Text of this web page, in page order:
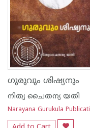
ഗുരുവും ശിഷ്യനും
നിത്യ ചൈതന്യ യതി
Narayana Gurukula